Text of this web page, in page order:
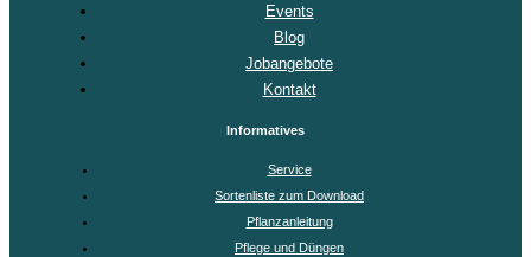
Events
Blog
Jobangebote
Kontakt
Informatives
Service
Sortenliste zum Download
Pflanzanleitung
Pflege und Düngen